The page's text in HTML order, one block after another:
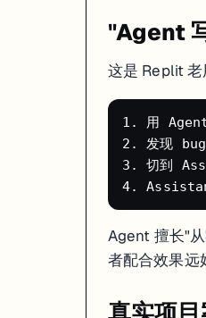
生产数据永远不要让 AI 直接
设置好开发环境和生产环境的
"Agent
这是 Replit 老
1. 用 Agent
2. 发现
3. 切到
Agent 擅长"
者配合效果远